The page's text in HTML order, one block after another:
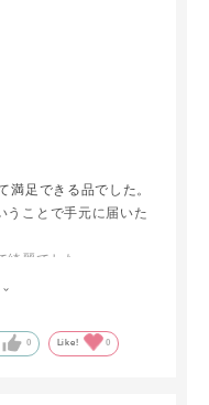
満足できる品でした。
うことで手元に届いた
麗でした。
した。除菌もできると
0 Like! 0